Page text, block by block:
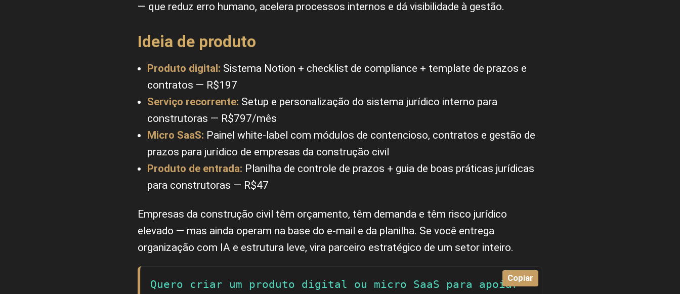
— que reduz erro humano, acelera processos internos e dá visibilidade à gestão.
Ideia de produto
Produto digital: Sistema Notion + checklist de compliance + template de prazos e
contratos — R$197
Serviço recorrente: Setup e personalização do sistema jurídico interno para
construtoras — R$797/mês
Micro SaaS: Painel white-label com módulos de contencioso, contratos e gestão de
prazos para jurídico de empresas da construção civil
Produto de entrada: Planilha de controle de prazos + guia de boas práticas jurídicas
para construtoras — R$47
Empresas da construção civil têm orçamento, têm demanda e têm risco jurídico
elevado — mas ainda operam na base do e-mail e da planilha. Se você entrega
organização com IA e estrutura leve, vira parceiro estratégico de um setor inteiro.
Copiar
Quero criar um produto digital ou micro SaaS para apoiar